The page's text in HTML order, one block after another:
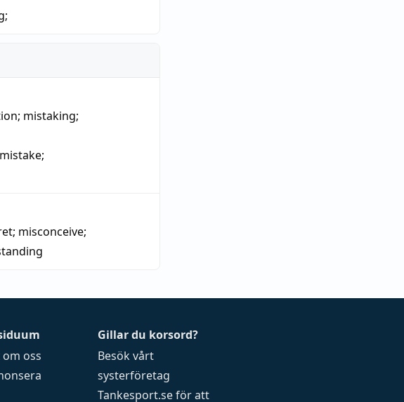
;
; mistaking;
mistake;
; misconceive;
om oss
Gillar du korsord?
Besök vårt
systerföretag
Tankesport.seför att